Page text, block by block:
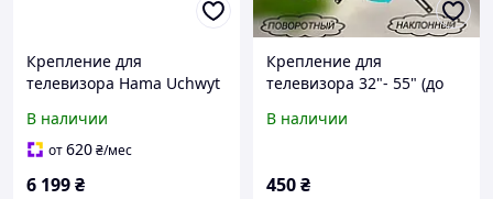
Крепление для
телевизора Hama Uchwyt
FullMotion Scissor Arms
(118126)
В наличии
от620₴/мес
6 199₴
Крепление для
телевизора 32"- 55" (до
поворотный
В наличии
450₴